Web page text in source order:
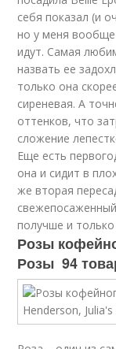
себя показал (и
но у меня
идут. Самая
назвать ее
только она
сиреневая. А
оттенков, что
сложение
Еще есть
она и сидит в
же вторая
получше и
Розы
Розы 94